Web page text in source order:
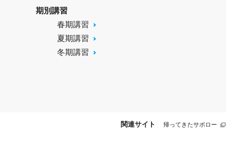
期別講習
春期講習
夏期講習
冬期講習
関連サイト 帰ってきたサボロー